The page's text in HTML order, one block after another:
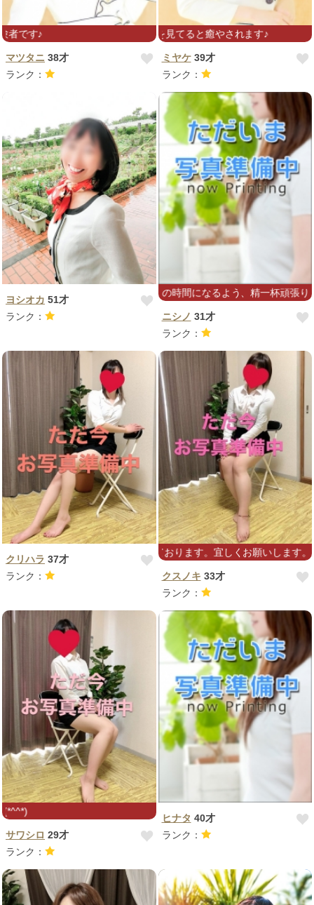
☆完全業界未経験☆アロマ経験者です♪
マツタニ 38才
ランク：
さMAX。笑顔を見てると癒やされます♪
ミヤケ39才
ランク：
ヨシオカ 51才
ランク：
かり(/ω＼)癒しの時間になるよう、精一杯頑張ります！
ニシノ 31才
ランク：
クリハラ 37才
ランク：
、出勤減らしております。宜しくお願いします。
クスノキ 33才
ランク：
初めまして♪心も体も癒します(*^^*)
サワシロ 29才
ランク：
ヒナタ 40才
ランク：